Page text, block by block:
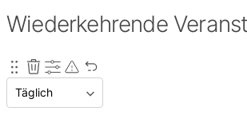
Wiederkehrende